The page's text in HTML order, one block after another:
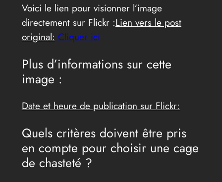
Voici le lien pour visionner l’image
directement sur Flickr :Lien vers le post
original: Cliquer ici
Plus d’informations sur cette
image :
Date et heure de publication sur Flickr:
Quels critères doivent être pris
en compte pour choisir une cage
de chasteté ?